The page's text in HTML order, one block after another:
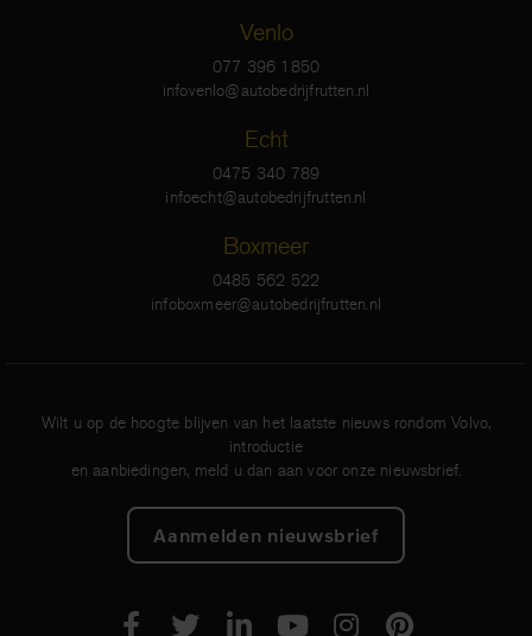
Venlo
077 396 1850
infovenlo@autobedrijfrutten.nl
Echt
0475 340 789
infoecht@autobedrijfrutten.nl
Boxmeer
0485 562 522
infoboxmeer@autobedrijfrutten.nl
Wilt u op de hoogte blijven van het laatste nieuws rondom Volvo,
introductie
en aanbiedingen, meld u dan aan voor onze nieuwsbrief.
Aanmelden nieuwsbrief